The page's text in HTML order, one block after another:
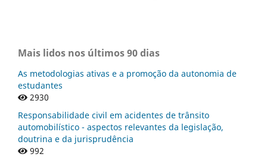
Mais lidos nos últimos 90 dias
As metodologias ativas e a promoção da autonomia de
estudantes
2930
Responsabilidade civil em acidentes de trânsito
automobilístico - aspectos relevantes da legislação,
doutrina e da jurisprudência
992